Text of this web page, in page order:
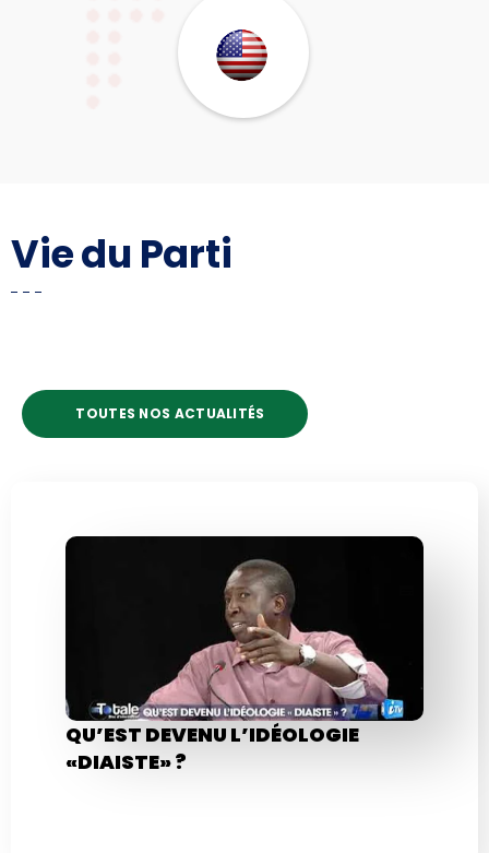
Vie du Parti
TOUTES NOS ACTUALITÉS
QU’EST DEVENU L’IDÉOLOGIE
«DIAISTE» ?